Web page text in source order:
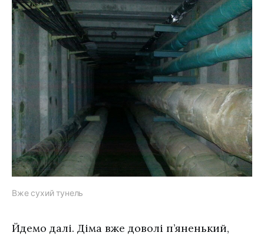
Вже сухий тунель
Йдемо далі. Діма вже доволі п’яненький,